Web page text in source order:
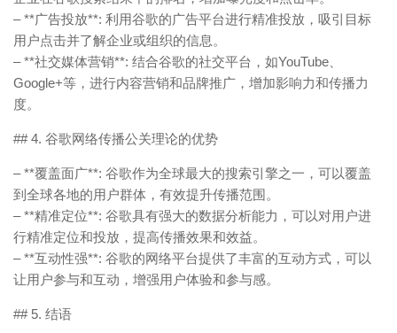
– **广告投放**: 利用谷歌的广告平台进行精准投放，吸引目标
用户点击并了解企业或组织的信息。
– **社交媒体营销**: 结合谷歌的社交平台，如YouTube、
Google+等，进行内容营销和品牌推广，增加影响力和传播力
度。
## 4. 谷歌网络传播公关理论的优势
– **覆盖面广**: 谷歌作为全球最大的搜索引擎之一，可以覆盖
到全球各地的用户群体，有效提升传播范围。
– **精准定位**: 谷歌具有强大的数据分析能力，可以对用户进
行精准定位和投放，提高传播效果和效益。
– **互动性强**: 谷歌的网络平台提供了丰富的互动方式，可以
让用户参与和互动，增强用户体验和参与感。
## 5. 结语